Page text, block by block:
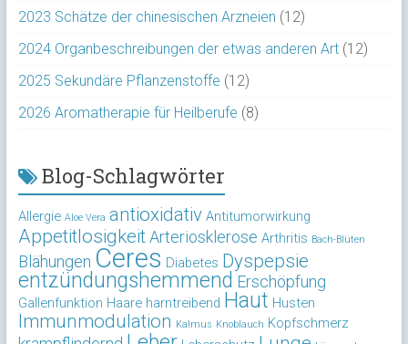
2023 Schätze der chinesischen Arzneien (12)
2024 Organbeschreibungen der etwas anderen Art(12)
2025 Sekundäre Pflanzenstoffe (12)
2026 Aromatherapie für Heilberufe (8)
Blog-Schlagwörter
Allergie Aloe Vera antioxidativ Antitumorwirkung
Appetitlosigkeit Arteriosklerose Arthritis Bach-Blüten
Blähungen Ceres Diabetes Dyspepsie
entzündungshemmend Erschöpfung
Gallenfunktion Haare harntreibend Haut Husten
Immunmodulation Kalmus Knoblauch Kopfschmerz